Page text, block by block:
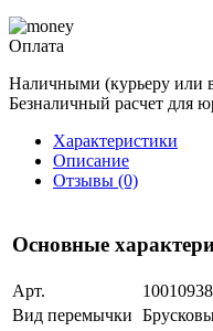
Оплата
Наличными (курьеру или в
Безналичный расчет для
Характеристики
Описание
Отзывы (0)
Основные
Арт.
10010938
Вид перемычки